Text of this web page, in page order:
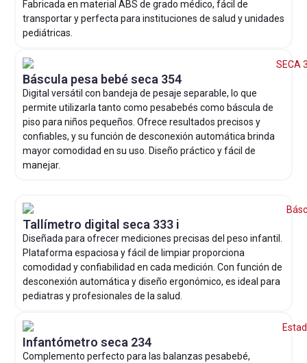
Fabricada en material ABS de grado médico, fácil de
transportar y perfecta para instituciones de salud y unidades
pediátricas.
Báscula pesa bebé seca 354
Digital versátil con bandeja de pesaje separable, lo que
permite utilizarla tanto como pesabebés como báscula de
piso para niños pequeños. Ofrece resultados precisos y
confiables, y su función de desconexión automática brinda
mayor comodidad en su uso. Diseño práctico y fácil de
manejar.
Tallímetro digital seca 333 i
Diseñada para ofrecer mediciones precisas del peso infantil.
Plataforma espaciosa y fácil de limpiar proporciona
comodidad y confiabilidad en cada medición. Con función de
desconexión automática y diseño ergonómico, es ideal para
pediatras y profesionales de la salud.
Infantómetro seca 234
Complemento perfecto para las balanzas pesabebé,